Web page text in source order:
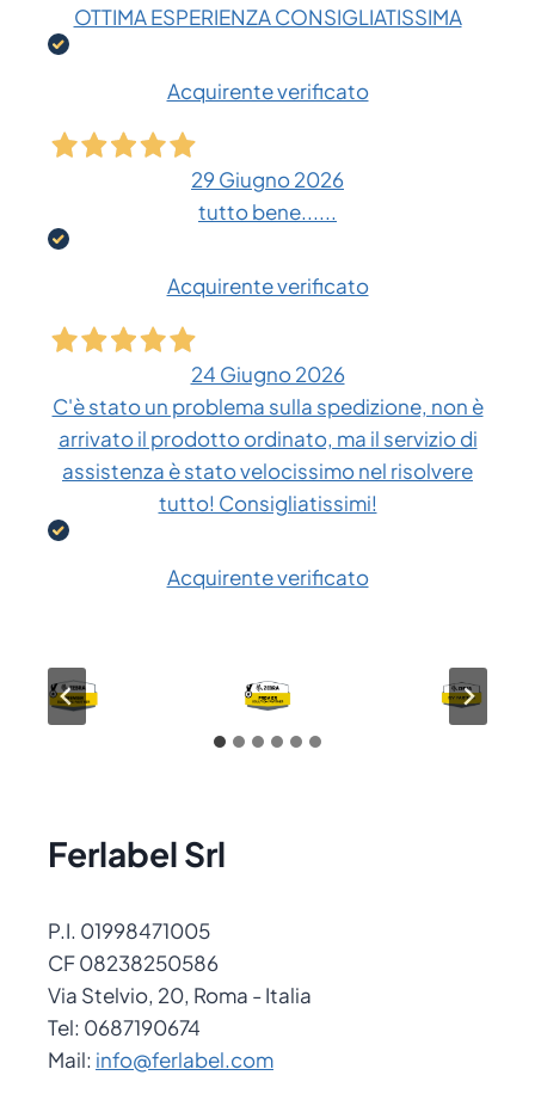
OTTIMA ESPERIENZA CONSIGLIATISSIMA
Acquirente verificato
29 Giugno 2026
tutto bene......
Acquirente verificato
24 Giugno 2026
C'è stato un problema sulla spedizione, non è
arrivato il prodotto ordinato, ma il servizio di
assistenza è stato velocissimo nel risolvere
tutto! Consigliatissimi!
Acquirente verificato
Ferlabel Srl
P.I. 01998471005
CF 08238250586
Via Stelvio, 20, Roma - Italia
Tel: 0687190674
Mail: info@ferlabel.com